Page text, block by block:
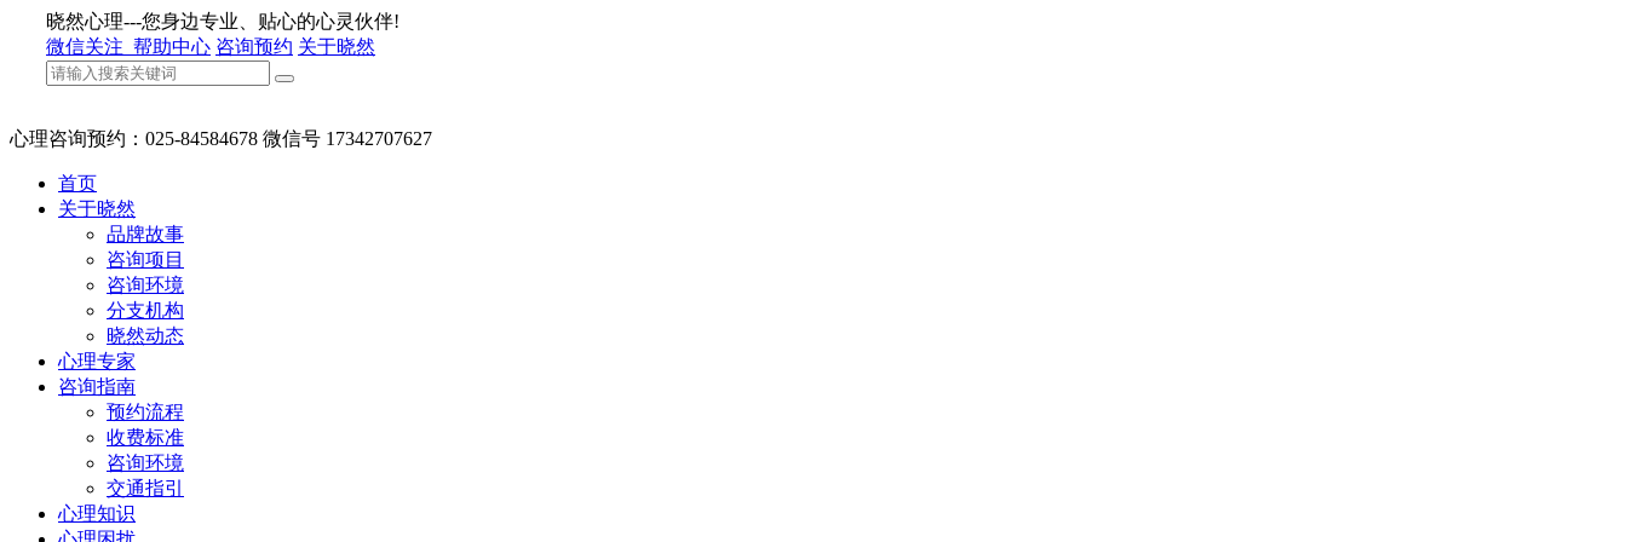
晓然心理---您身边专业、贴心的心灵伙伴!
微信关注 帮助中心 咨询预约 关于晓然
心理咨询预约：025-84584678 微信号 17342707627
首页
关于晓然
品牌故事
咨询项目
咨询环境
分支机构
晓然动态
心理专家
咨询指南
预约流程
收费标准
咨询环境
交通指引
心理知识